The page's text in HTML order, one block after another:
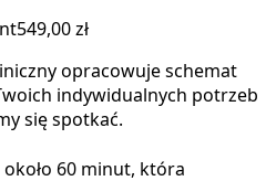
549,00 zł
opracowuje schemat
indywidualnych potrzeb
się spotkać.
60 minut, która